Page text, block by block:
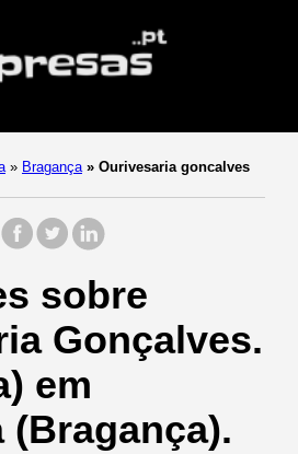
» Bragança » Ourivesaria goncalves
sobre
Gonçalves.
em
(Bragança).